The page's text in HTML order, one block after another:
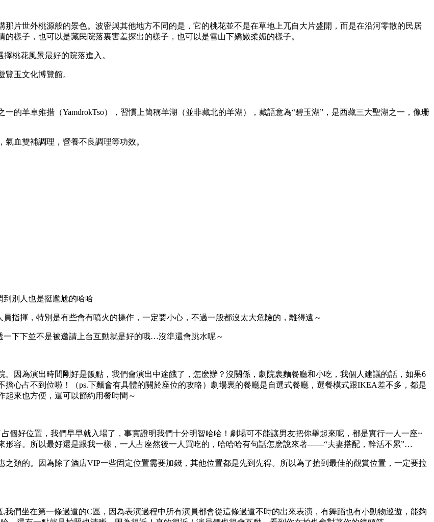
片世外桃源般的景色。波密與其他地方不同的是，它的桃花並不是在草地上兀自大片盛開，而是在沿河零散的民居
樣子，也可以是藏民院落裏害羞探出的樣子，也可以是雪山下嬌嫩柔媚的樣子。
桃花風景最好的院落進入。
玉文化博覽館。
的羊卓雍措（YamdrokTso），習慣上簡稱羊湖（並非藏北的羊湖），藏語意為“碧玉湖”，是西藏三大聖湖之一，像珊
血雙補調理，營養不良調理等功效。
到別人也是挺尷尬的哈哈
指揮，特別是有些會有噴火的操作，一定要小心，不過一般都沒太大危險的，離得遠～
下下並不是被邀請上台互動就是好的哦…沒準還會跳水呢～
因為演出時間剛好是飯點，我們會演出中途餓了，怎麽辦？沒關係，劇院裏麵餐廳和小吃，我個人建議的話，如果6
心占不到位啦！（ps.下麵會有具體的關於座位的攻略）劇場裏的餐廳是自選式餐廳，選餐模式跟IKEA差不多，都是
起來也方便，還可以節約用餐時間～
個好位置，我們早早就入場了，事實證明我們十分明智哈哈！劇場可不能讓男友把你舉起來呢，都是實行一人一座~
形容。所以最好還是跟我一樣，一人占座然後一人買吃的，哈哈哈有句話怎麽說來著——“夫妻搭配，幹活不累”…
類的。因為除了酒店VIP一些固定位置需要加錢，其他位置都是先到先得。所以為了搶到最佳的觀賞位置，一定要拉
們坐在第一條過道的C區，因為表演過程中所有演員都會從這條過道不時的出來表演，有舞蹈也有小動物巡遊，能夠